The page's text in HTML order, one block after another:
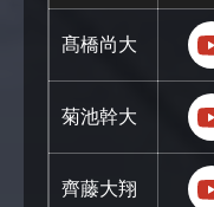
髙橋尚大
菊池幹大
齊藤大翔